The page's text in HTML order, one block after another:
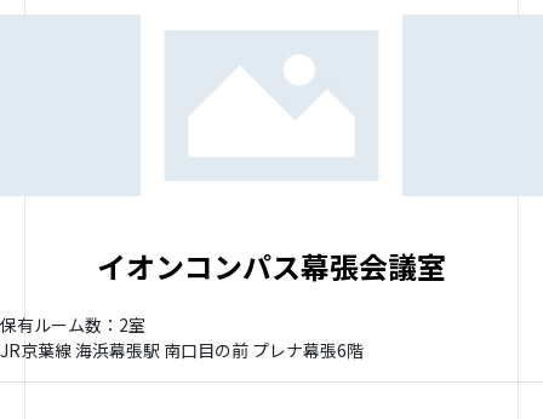
イオンコンパス幕張会議室
保有ルーム数：2室
JR京葉線 海浜幕張駅 南口目の前 プレナ幕張6階